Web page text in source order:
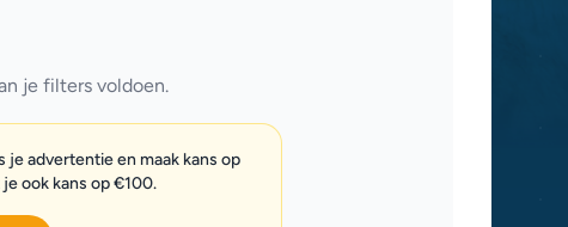
je filters voldoen.
je advertentie en maak kans op
ook kans op €100.